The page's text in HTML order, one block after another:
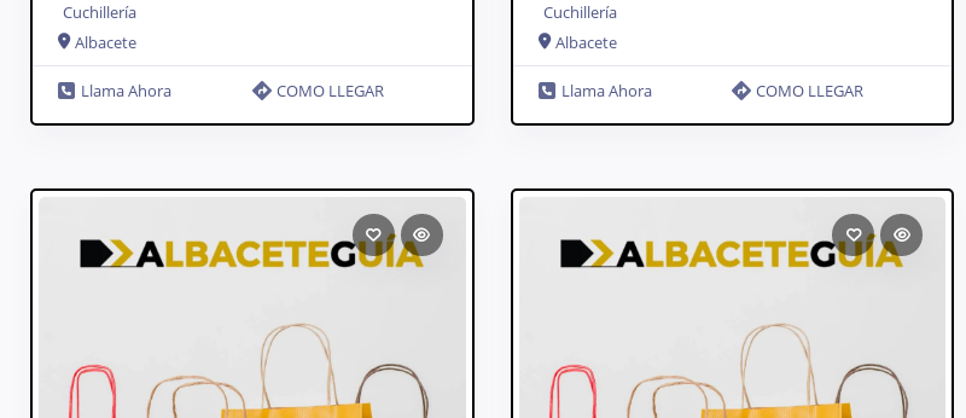
Cuchillería
Albacete
Llama Ahora COMO LLEGAR
Cuchillería
Albacete
Llama Ahora COMO LLEGAR